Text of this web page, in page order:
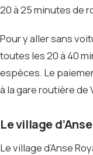
20 à 25 minutes de
Pour y aller sans
toutes les 20 à 40
espèces. Le
à la gare routière de
Le village
Le village d’Anse